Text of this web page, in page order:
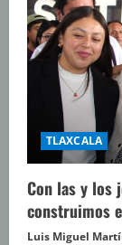
TLAXCALA
Con las y los
construimos
Luis Miguel